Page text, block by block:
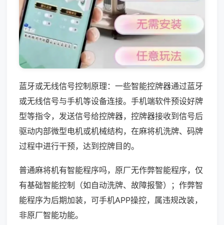
蓝牙或无线信号控制原理：一些智能控牌器通过蓝牙
或无线信号与手机等设备连接。手机端软件预设好牌
型等指令，发送信号给控牌器，控牌器接收到信号后
驱动内部微型电机或机械结构，在麻将机洗牌、码牌
过程中进行干预，达到控牌目的。
普通麻将机有智能程序吗，原厂无作弊智能程序，仅
有基础智能控制（如自动洗牌、故障报警）；作弊智
能程序为后期加装，可手机APP操控，属违规改装，
非原厂智能功能。